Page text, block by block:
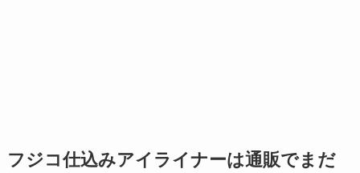
フジコ仕込みアイライナーは通販でまだ